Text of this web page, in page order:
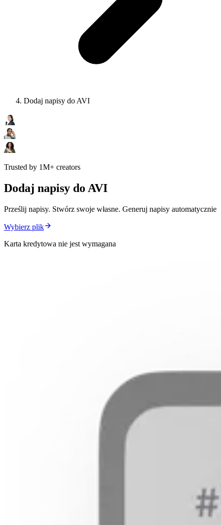
Dodaj napisy do AVI
Trusted by 1M+ creators
Dodaj napisy do AVI
Prześlij napisy. Stwórz swoje własne. Generuj napisy automatycznie
Wybierz plik
Karta kredytowa nie jest wymagana